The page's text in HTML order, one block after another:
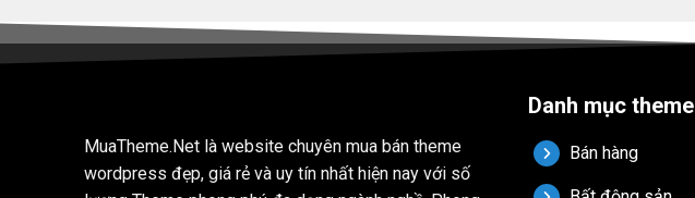
MuaTheme.Net là website chuyên mua bán theme
wordpress đẹp, giá rẻ và uy tín nhất hiện nay với số
Danh mục theme
Bán hàng